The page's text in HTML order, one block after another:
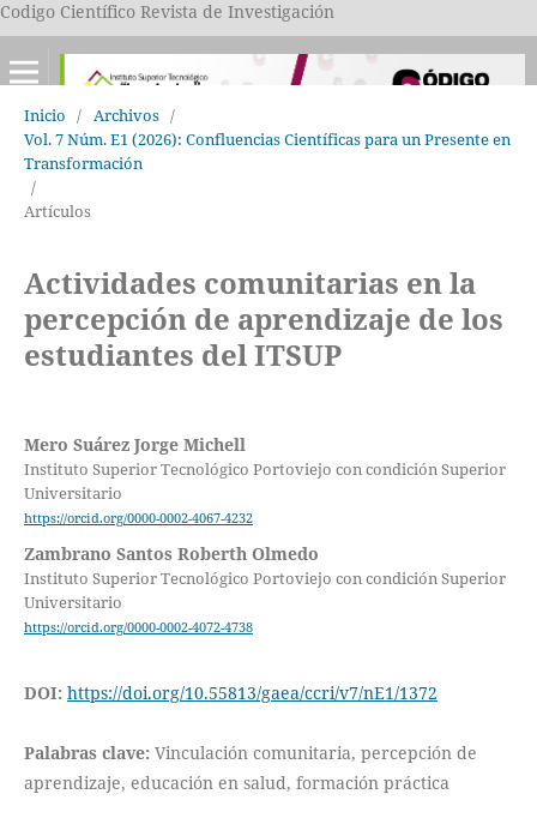
Codigo Científico Revista de Investigación
Inicio / Archivos /
Vol. 7 Núm. E1 (2026): Confluencias Científicas para un Presente en
Transformación
/
Artículos
Actividades comunitarias en la
percepción de aprendizaje de los
estudiantes del ITSUP
Mero Suárez Jorge Michell
Instituto Superior Tecnológico Portoviejo con condición Superior
Universitario
https://orcid.org/0000-0002-4067-4232
Zambrano Santos Roberth Olmedo
Instituto Superior Tecnológico Portoviejo con condición Superior
Universitario
https://orcid.org/0000-0002-4072-4738
DOI: https://doi.org/10.55813/gaea/ccri/v7/nE1/1372
Palabras clave: Vinculación comunitaria, percepción de
aprendizaje, educación en salud, formación práctica